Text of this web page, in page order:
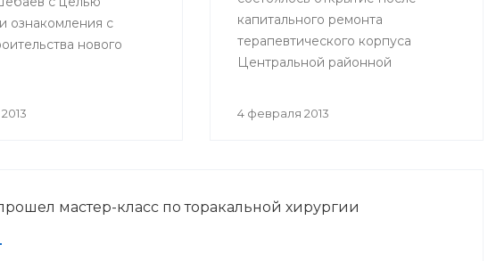
ознакомления с
нового
капитального ремонта
терапевтического корпуса
Центральной районной
присутствовали руководитель
МР Благовещенский район
4 февраля 2013
мастер-класс по торакальной хирургии